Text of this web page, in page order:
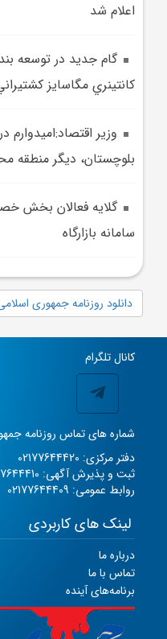
اعلام شد
گام جديد در توسعه
کانتينري مگاسايز
وزير
بلوچستان، ديگر منطقه
گلايه فعالان بخش
سامانه بازارگاه
دانلود روزنامه جمهوری اسلامی چهار شنبه
کانال تلگرام
شماره های تماس روزنامه
دفتر مرکزی: 02177644420
ثبت و پذیرش آگهی: 02177644410
روابط عمومی: 02177644409
لینک های کاربردی
درباره ما
تماس با ما
برنامه‌های آینده